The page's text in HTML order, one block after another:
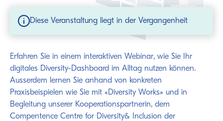
Diese Veranstaltung liegt in der Vergangenheit
Erfahren Sie in einem interaktiven Webinar, wie Sie Ihr
digitales Diversity-Dashboard im Alltag nutzen können.
Ausserdem lernen Sie anhand von konkreten
Praxisbeispielen wie Sie mit «Diversity Works» und in
Begleitung unserer Kooperationspartnerin, dem
Compentence Centre for Diversity& Inclusion der